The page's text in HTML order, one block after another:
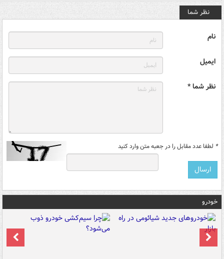
نظر شما
نام
ایمیل
نظر شما *
* لطفا عدد مقابل را در جعبه متن وارد کنید
خودرو